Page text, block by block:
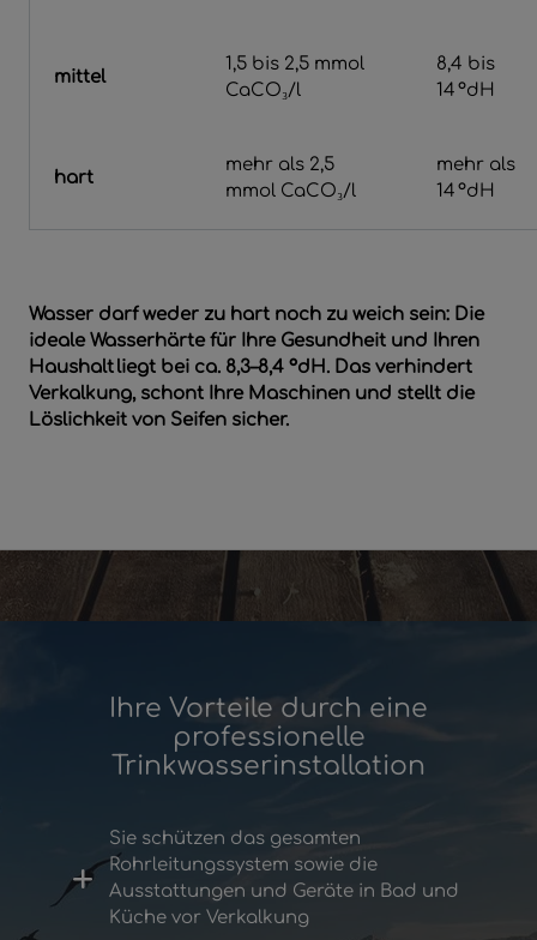
mittel
1,5 bis 2,5 mmol
CaCO₃/l
8,4 bis
14 °dH
hart
mehr als 2,5
mmol CaCO₃/l
mehr als
14 °dH
Wasser darf weder zu hart noch zu weich sein: Die
ideale Wasserhärte für Ihre Gesundheit und Ihren
Haushalt liegt bei ca. 8,3–8,4 °dH. Das verhindert
Verkalkung, schont Ihre Maschinen und stellt die
Löslichkeit von Seifen sicher.
Ihre Vorteile durch eine
professionelle
Trinkwasserinstallation
Sie schützen das gesamten
Rohrleitungssystem sowie die
Ausstattungen und Geräte in Bad und
Küche vor Verkalkung